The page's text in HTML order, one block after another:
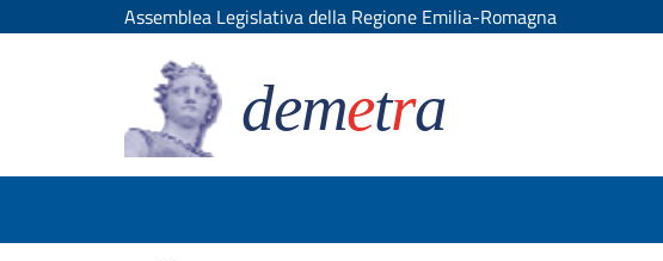
Assemblea Legislativa della Regione Emilia-Romagna
demetra